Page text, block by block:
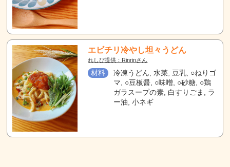
エビチリ冷やし坦々うどん
れしぴ提供：Rinrinさん
材料
冷凍うどん, 水菜, 豆乳, ○ねりゴ
マ, ○豆板醤, ○味噌, ○砂糖, ○鶏
ガラスープの素, 白すりごま, ラ
ー油, 小ネギ